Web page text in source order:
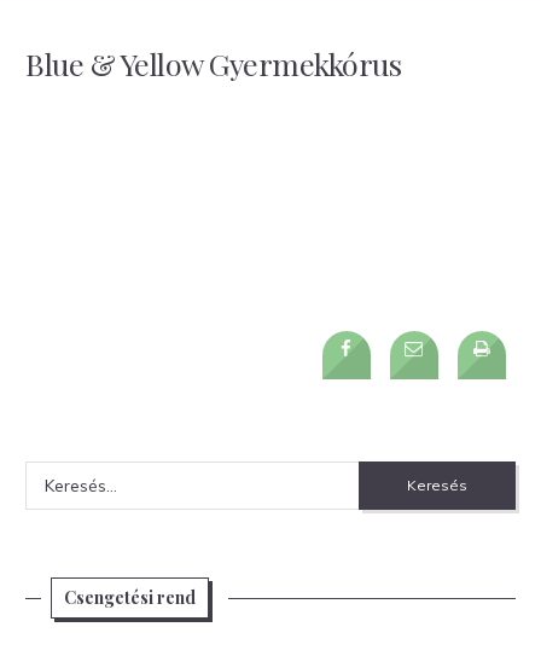
Blue & Yellow Gyermekkórus
Keresés:
Csengetési rend